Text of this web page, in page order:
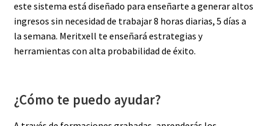
este sistema está diseñado para enseñarte a generar altos
ingresos sin necesidad de trabajar 8 horas diarias, 5 días a
la semana. Meritxell te enseñará estrategias y
herramientas con alta probabilidad de éxito.
¿Cómo te puedo ayudar?